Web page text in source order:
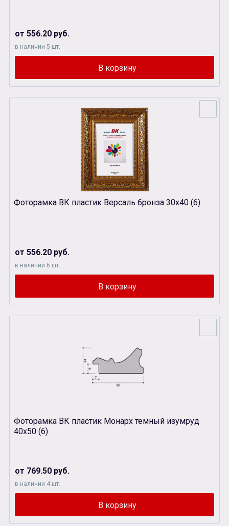
от 556.20 руб.
в наличии 5 шт.
Фоторамка ВК пластик Версаль бронза 30х40 (6)
от 556.20 руб.
в наличии 6 шт.
Фоторамка ВК пластик Монарх темный изумруд
40х50 (6)
от 769.50 руб.
в наличии 4 шт.